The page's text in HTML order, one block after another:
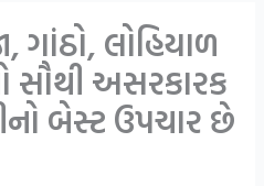
ગાંઠો, લોહિયાળ
અસરકારક
બેસ્ટ ઉપચાર છે